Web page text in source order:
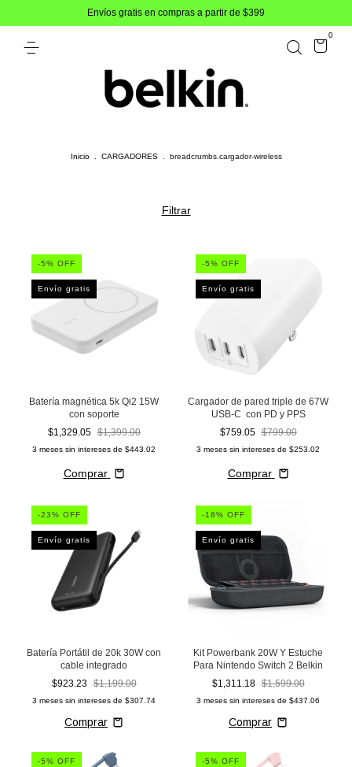
Envíos gratis en compras a partir de $399
0
Inicio CARGADORES breadcrumbs.cargador-wireless
Filtrar
-5% OFF
Envío gratis
Batería magnética 5k Qi2 15W
con soporte
$1,329.05 $1,399.00
3 meses sin intereses de $443.02
Comprar
-5% OFF
Envío gratis
Cargador de pared triple de 67W
USB-C con PD y PPS
$759.05 $799.00
3 meses sin intereses de $253.02
Comprar
-23% OFF
Envío gratis
Batería Portátil de 20k 30W con
cable integrado
$923.23 $1,199.00
3 meses sin intereses de $307.74
-18% OFF
Envío gratis
Kit Powerbank 20W Y Estuche
Para Nintendo Switch 2 Belkin
$1,311.18 $1,599.00
3 meses sin intereses de $437.06
-5% OFF -5% OFF